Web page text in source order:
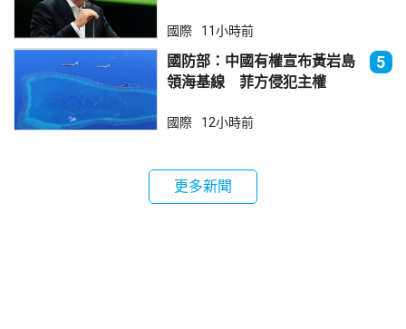
國際 11小時前
國防部：中國有權宣布黃岩島
領海基線 菲方侵犯主權
5
國際 12小時前
更多新聞